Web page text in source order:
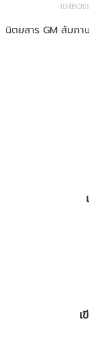
03/09/
นิตยสาร GM สัมภ
เ